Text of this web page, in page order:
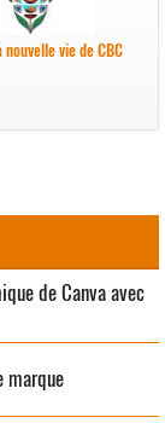
vie de CBC
de Canva avec
marque